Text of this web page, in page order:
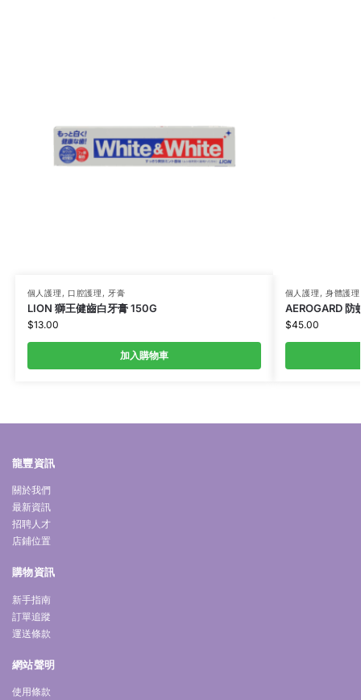
個人護理 , 口腔護理 , 牙膏
LION 獅王健齒白牙膏 150G
$13.00
加入購物車
個人護理 , 身體護理
AEROGARD 防
$45.00
龍豐資訊
關於我們
最新資訊
招聘人才
店鋪位置
購物資訊
新手指南
訂單追蹤
運送條款
網站聲明
使用條款